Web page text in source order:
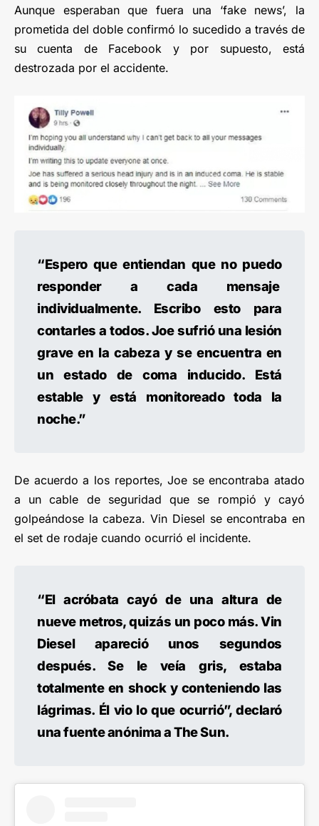
Aunque esperaban que fuera una ‘fake news’, la
prometida del doble confirmó lo sucedido a través de
su cuenta de Facebook y por supuesto, está
destrozada por el accidente.
“Espero que entiendan que no puedo
responder a cada mensaje
individualmente. Escribo esto para
contarles a todos. Joe sufrió una lesión
grave en la cabeza y se encuentra en
un estado de coma inducido. Está
estable y está monitoreado toda la
noche.”
De acuerdo a los reportes, Joe se encontraba atado
a un cable de seguridad que se rompió y cayó
golpeándose la cabeza. Vin Diesel se encontraba en
el set de rodaje cuando ocurrió el incidente.
“El acróbata cayó de una altura de
nueve metros, quizás un poco más. Vin
Diesel apareció unos segundos
después. Se le veía gris, estaba
totalmente en shock y conteniendo las
lágrimas. Él vio lo que ocurrió”, declaró
una fuente anónima a The Sun.